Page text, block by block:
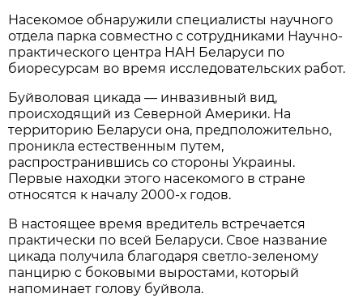
Насекомое обнаружили специалисты научного
отдела парка совместно с сотрудниками Научно-
практического центра НАН Беларуси по
биоресурсам во время исследовательских работ.
Буйволовая цикада — инвазивный вид,
происходящий из Северной Америки. На
территорию Беларуси она, предположительно,
проникла естественным путем,
распространившись со стороны Украины.
Первые находки этого насекомого в стране
относятся к началу 2000-х годов.
В настоящее время вредитель встречается
практически по всей Беларуси. Свое название
цикада получила благодаря светло-зеленому
панцирю с боковыми выростами, который
напоминает голову буйвола.